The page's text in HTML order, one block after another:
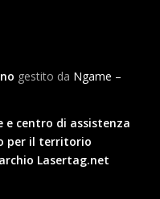
gestito da Ngame –
e centro di assistenza
per il territorio
Lasertag.net